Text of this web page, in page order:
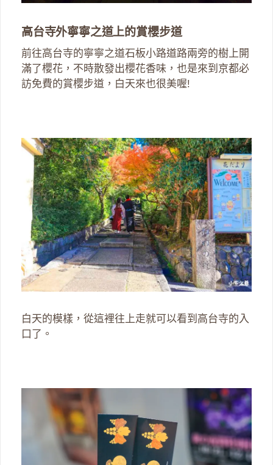
高台寺外寧寧之道上的賞櫻步道
前往高台寺的寧寧之道石板小路道路兩旁的樹上開
滿了櫻花，不時散發出櫻花香味，也是來到京都必
訪免費的賞櫻步道，白天來也很美喔!
白天的模樣，從這裡往上走就可以看到高台寺的入
口了。